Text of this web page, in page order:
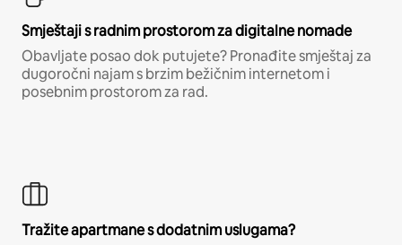
Smještaji s radnim prostorom za digitalne nomade
Obavljate posao dok putujete? Pronađite smještaj za
dugoročni najam s brzim bežičnim internetom i
posebnim prostorom za rad.
Tražite apartmane s dodatnim uslugama?